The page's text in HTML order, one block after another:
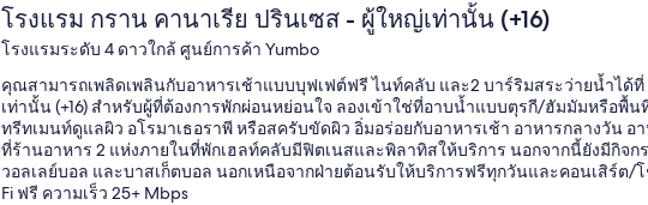
โรงแรม กราน คานาเรีย ปรินเซส - ผู้ใหญ่เท่านั้น (+16)
โรงแรมระดับ 4 ดาวใกล้ ศูนย์การค้า Yumbo
คุณสามารถเพลิดเพลินกับอาหารเช้าแบบบุฟเฟต์ฟรี ไนท์คลับ และ2 บาร์ริมสระว่ายน้ำได้
เท่านั้น (+16) สำหรับผู้ที่ต้องการพักผ่อนหย่อนใจ ลองเข้าใช่ที่อาบน้ำแบบตุรกี/ฮัมมัมหรือพื้
ทรีทเมนท์ดูแลผิว อโรมาเธอราพี หรือสครับขัดผิว อิ่มอร่อยกับอาหารเช้า อาหารกลางวัน
ที่ร้านอาหาร 2 แห่งภายในที่พักเฮลท์คลับมีฟิตเนสและพิลาทิสให้บริการ นอกจากนี้ยังมีกิจก
วอลเลย์บอล และบาสเก็ตบอล นอกเหนือจากฝ่ายต้อนรับให้บริการฟรีทุกวันและคอนเสิร์ต/
Fi ฟรี ความเร็ว 25+ Mbps